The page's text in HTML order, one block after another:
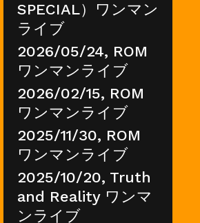
SPECIAL）ワンマン
ライブ
2026/05/24, ROM
ワンマンライブ
2026/02/15, ROM
ワンマンライブ
2025/11/30, ROM
ワンマンライブ
2025/10/20, Truth
and Reality ワンマ
ンライブ